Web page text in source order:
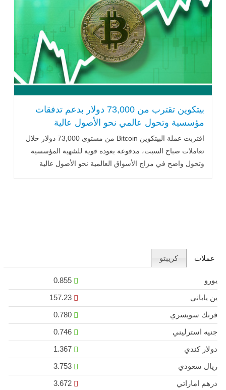
بيتكوين تقترب من 73,000 دولار بدعم تدفقات
مؤسسية وتحول عالمي نحو الأصول عالية
المخاطر
اقتربت عملة البيتكوين Bitcoin
من مستوى 73,000 دولار خلال
تعاملات صباح السبت، مدفوعة بعودة قوية للشهية المؤسسية
وتحول واضح في مزاج الأسواق العالمية نحو الأصول عالية
عملات كريبتو
يورو
0.855
ين ياباني
157.23
فرنك سويسري
0.780
جنيه استرليني
0.746
دولار كندي
1.367
ريال سعودي
3.753
درهم اماراتي
3.672